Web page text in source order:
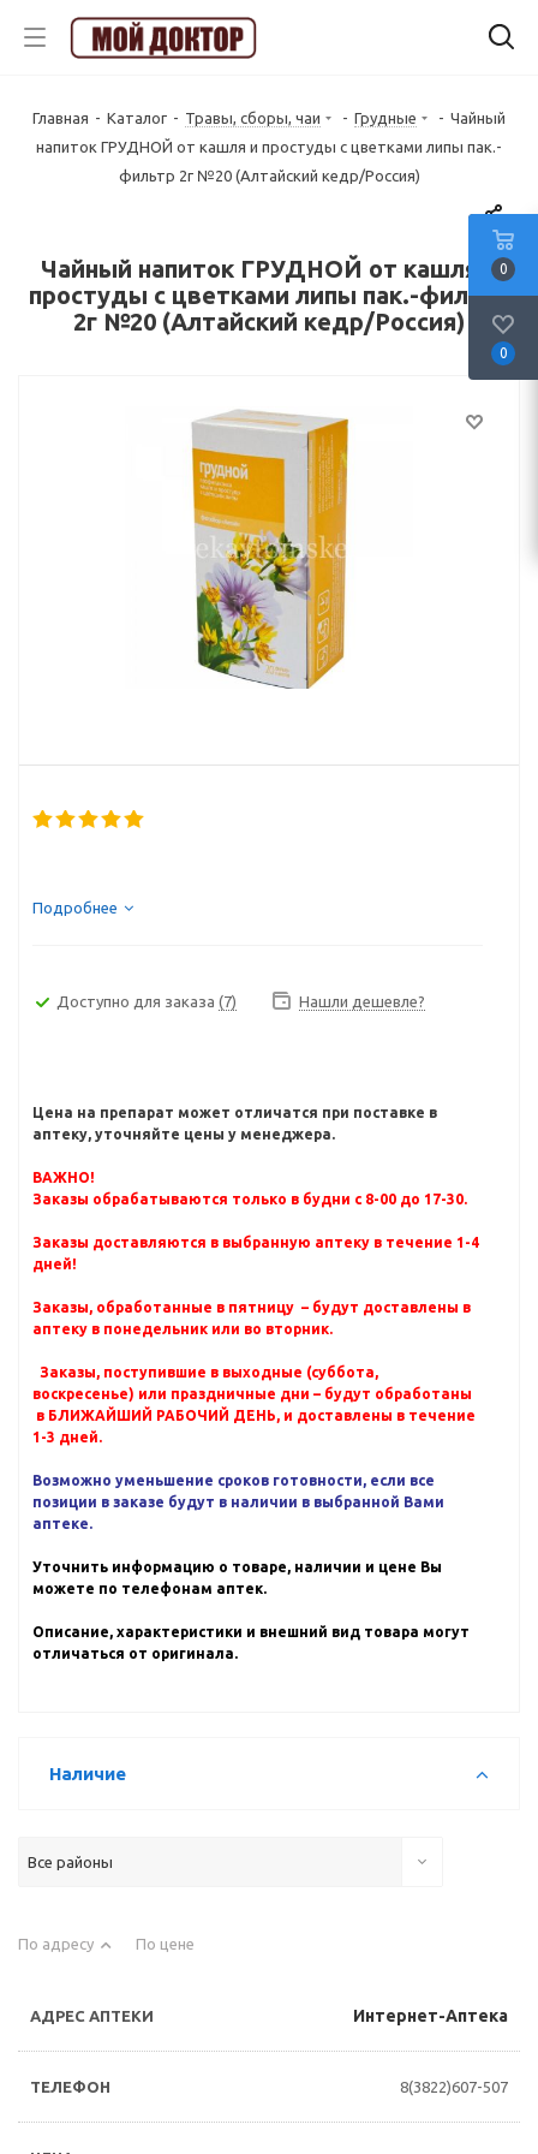
Главная - Каталог - Травы, сборы, чаи - Грудные - Чайный
напиток ГРУДНОЙ от кашля и простуды с цветками липы пак.-
фильтр 2г №20 (Алтайский кедр/Россия)
Чайный напиток ГРУДНОЙ от кашля и
простуды с цветками липы пак.-фильтр
2г №20 (Алтайский кедр/Россия)
Подробнее
Доступно для заказа (7) Нашли дешевле?
Цена на препарат может отличатся при поставке в
аптеку, уточняйте цены у менеджера.
ВАЖНО!
Заказы обрабатываются только в будни с 8-00 до 17-30.
Заказы доставляются в выбранную аптеку в течение 1-4
дней!
Заказы, обработанные в пятницу – будут доставлены в
аптеку в понедельник или во вторник.
Заказы, поступившие в выходные (суббота,
воскресенье) или праздничные дни – будут обработаны
в БЛИЖАЙШИЙ РАБОЧИЙ ДЕНЬ, и доставлены в течение
1-3 дней.
Возможно уменьшение сроков готовности, если все
позиции в заказе будут в наличии в выбранной Вами
аптеке.
Уточнить информацию о товаре, наличии и цене Вы
можете по телефонам аптек.
Описание, характеристики и внешний вид товара могут
отличаться от оригинала.
Наличие
Все районы
По адресу По цене
Интернет-Аптека
8(3822)607-507
0
0